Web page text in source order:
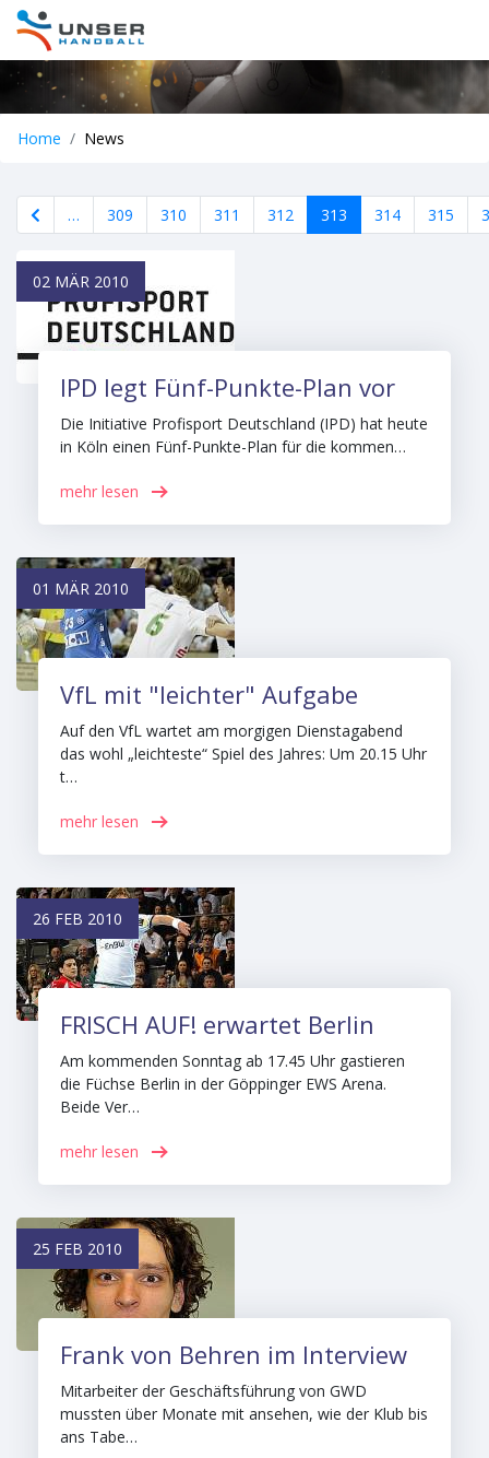
Home News
… 309 310 311 312 313 314 315
02 MÄR 2010
IPD legt Fünf-Punkte-Plan vor
Die Initiative Profisport Deutschland (IPD) hat heute
in Köln einen Fünf-Punkte-Plan für die kommen…
mehr lesen
01 MÄR 2010
VfL mit "leichter" Aufgabe
Auf den VfL wartet am morgigen Dienstagabend
das wohl „leichteste“ Spiel des Jahres: Um 20.15 Uhr
t…
mehr lesen
26 FEB 2010
FRISCH AUF! erwartet Berlin
Am kommenden Sonntag ab 17.45 Uhr gastieren
die Füchse Berlin in der Göppinger EWS Arena.
Beide Ver…
mehr lesen
25 FEB 2010
Frank von Behren im Interview
Mitarbeiter der Geschäftsführung von GWD
mussten über Monate mit ansehen, wie der Klub bis
ans Tabe…